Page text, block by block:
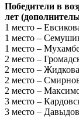
Победители в
лет
1 место –
1 место –
1 место –
2 место –
2 место –
2 место –
2 место –
3 место –
3 место –